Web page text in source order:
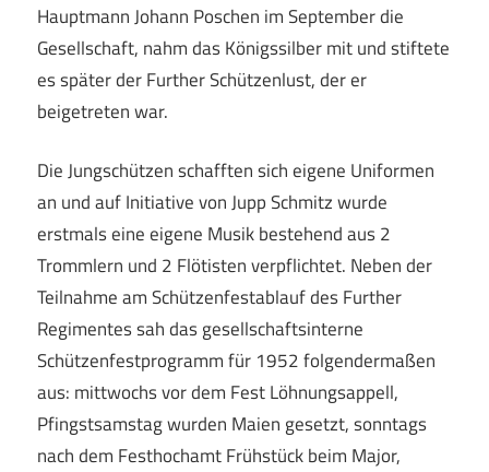
Hauptmann Johann Poschen im September die
Gesellschaft, nahm das Königssilber mit und stiftete
es später der Further Schützenlust, der er
beigetreten war.
Die Jungschützen schafften sich eigene Uniformen
an und auf Initiative von Jupp Schmitz wurde
erstmals eine eigene Musik bestehend aus 2
Trommlern und 2 Flötisten verpflichtet. Neben der
Teilnahme am Schützenfestablauf des Further
Regimentes sah das gesellschaftsinterne
Schützenfestprogramm für 1952 folgendermaßen
aus: mittwochs vor dem Fest Löhnungsappell,
Pfingstsamstag wurden Maien gesetzt, sonntags
nach dem Festhochamt Frühstück beim Major,